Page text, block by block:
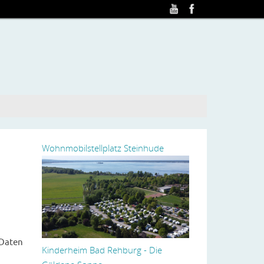
Wohnmobilstellplatz Steinhude
Kinderheim Bad Rehburg - Die